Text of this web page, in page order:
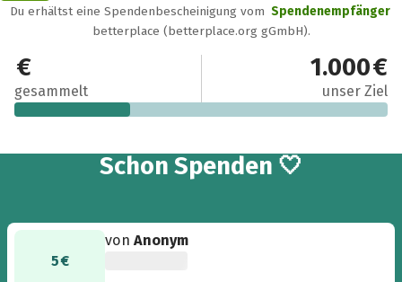
Du erhältst eine Spendenbescheinigung vom Spendenempfänger
betterplace (betterplace.org gGmbH).
310 €
gesammelt
1.000 €
unser Ziel
Schon 15
Spenden 🤍
5 €
vonAnonym